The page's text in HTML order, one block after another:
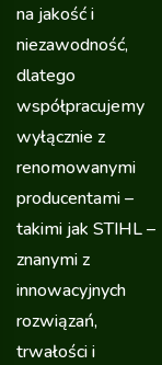
na jakość i
niezawodność,
dlatego
współpracujemy
wyłącznie z
renomowanymi
producentami –
takimi jak STIHL –
znanymi z
innowacyjnych
rozwiązań,
trwałości i